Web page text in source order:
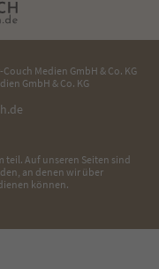
Medien GmbH & Co. KG
GmbH & Co. KG
teil. Auf unseren Seiten sind
an denen wir über
können.